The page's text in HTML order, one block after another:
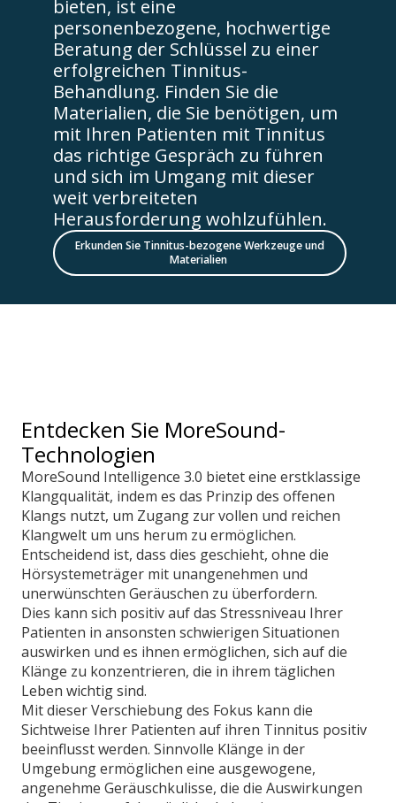
bieten, ist eine
personenbezogene, hochwertige
Beratung der Schlüssel zu einer
erfolgreichen Tinnitus-
Behandlung. Finden Sie die
Materialien, die Sie benötigen, um
mit Ihren Patienten mit Tinnitus
das richtige Gespräch zu führen
und sich im Umgang mit dieser
weit verbreiteten
Herausforderung wohlzufühlen.
Erkunden Sie Tinnitus-bezogene Werkzeuge und
Materialien
Entdecken Sie MoreSound-
Technologien
MoreSound Intelligence 3.0 bietet eine erstklassige
Klangqualität, indem es das Prinzip des offenen
Klangs nutzt, um Zugang zur vollen und reichen
Klangwelt um uns herum zu ermöglichen.
Entscheidend ist, dass dies geschieht, ohne die
Hörsystemeträger mit unangenehmen und
unerwünschten Geräuschen zu überfordern.
Dies kann sich positiv auf das Stressniveau Ihrer
Patienten in ansonsten schwierigen Situationen
auswirken und es ihnen ermöglichen, sich auf die
Klänge zu konzentrieren, die in ihrem täglichen
Leben wichtig sind.
Mit dieser Verschiebung des Fokus kann die
Sichtweise Ihrer Patienten auf ihren Tinnitus positiv
beeinflusst werden. Sinnvolle Klänge in der
Umgebung ermöglichen eine ausgewogene,
angenehme Geräuschkulisse, die die Auswirkungen